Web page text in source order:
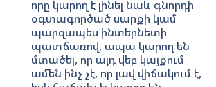
որը կարող է լինել նաև գնորդի
օգտագործած սարքի կամ
պարզապես ինտերնետի
պատճառով, ապա կարող են
մտածել, որ այդ վեբ կայքում
ամեն ինչ չէ, որ լավ վիճակում է,